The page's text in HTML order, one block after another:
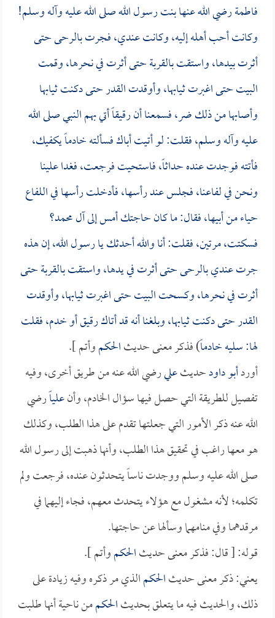
فاطمةرضي الله عنها بنت رسول الله صلى الله عليه وآله وسلم!
وكانت أحب أهله إليه، وكانت عندي، فجرت بالرحى حتى
أثرت بيدها، واستقت بالقربة حتى أثرت في نحرها، وقمت
البيت حتى اغبرت ثيابها، وأوقدت القدر حتى دكنت ثيابها
وأصابها من ذلك ضر، فسمعنا أن رقيقاً أتي بهم النبي صلى الله
عليه وآله وسلم، فقلت: لو أتيت أباك فسألته خادماً يكفيك،
فأتته فوجدت عنده حداثاً، فاستحيت فرجعت، فغدا علينا
ونحن في لفاعنا، فجلس عند رأسها، فأدخلت رأسها في اللفاع
حياء من أبيها، فقال: ما كان حاجتك أمس إلى آل محمد؟
فسكتت، مرتين، فقلت: أنا والله أحدثك يا رسول الله، إن هذه
جرت عندي بالرحى حتى أثرت في يدها، واستقت بالقربة حتى
أثرت في نحرها، وكسحت البيت حتى اغبرت ثيابها، وأوقدت
القدر حتى دكنت ثيابها، وبلغنا أنه قد أتاك رقيق أو خدم، فقلت
لها: سليه خادماً) فذكر معنى حديثالحكموأتم ].
أوردأبو داودحديثعليرضي الله عنه من طريق أخرى، وفيه
تفصيل للطريقة التي حصل فيها سؤال الخادم، وأنعلياًرضي
الله عنه ذكر الأمور التي جعلتها تقدم على هذا الطلب، وكذلك
هو معها راغب في تحقيق هذا الطلب، وأنها ذهبت إلى رسول الله
صلى الله عليه وسلم ووجدت ناساً يتحدثون عنده، فرجعت ولم
تكلمه؛ لأنه مشغول مع هؤلاء يتحدث معهم، فجاء إليهما في
مرقدهما وفي منامهما وسألها عن حاجتها.
قوله: [ قال: فذكر معنى حديثالحكموأتم ].
يعني: ذكر معنى حديثالحكمالذي مر ذكره وفيه زيادة على
ذلك، والحديث فيه ما يتعلق بحديثالحكممن ناحية أنها طلبت